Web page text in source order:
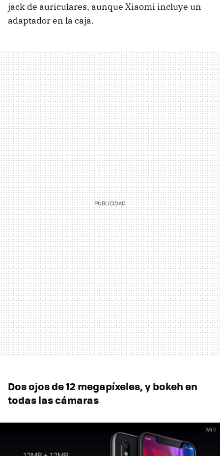
jack de auriculares, aunque Xiaomi incluye un
adaptador en la caja.
Dos ojos de 12 megapíxeles, y bokeh en
todas las cámaras